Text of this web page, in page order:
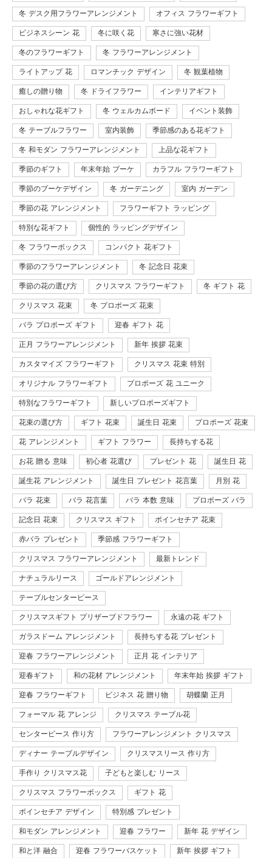
冬 デスク用フラワーアレンジメント オフィス フラワーギフト
ビジネスシーン 花 冬に咲く花 寒さに強い花材
冬のフラワーギフト 冬 フラワーアレンジメント
ライトアップ 花 ロマンチック デザイン 冬 観葉植物
癒しの贈り物 冬 ドライフラワー インテリアギフト
おしゃれな花ギフト 冬 ウェルカムボード イベント装飾
冬 テーブルフラワー 室内装飾 季節感のある花ギフト
冬 和モダン フラワーアレンジメント 上品な花ギフト
季節のギフト 年末年始 ブーケ カラフル フラワーギフト
季節のブーケデザイン 冬 ガーデニング 室内 ガーデン
季節の花 アレンジメント フラワーギフト ラッピング
特別な花ギフト 個性的 ラッピングデザイン
冬 フラワーボックス コンパクト 花ギフト
季節のフラワーアレンジメント 冬 記念日 花束
季節の花の選び方 クリスマス フラワーギフト 冬 ギフト 花
クリスマス 花束 冬 プロポーズ 花束
バラ プロポーズ ギフト 迎春 ギフト 花
正月 フラワーアレンジメント 新年 挨拶 花束
カスタマイズ フラワーギフト クリスマス 花束 特別
オリジナル フラワーギフト プロポーズ 花 ユニーク
特別なフラワーギフト 新しいプロポーズギフト
花束の選び方 ギフト 花束 誕生日 花束 プロポーズ 花束
花 アレンジメント ギフト フラワー 長持ちする花
お花 贈る 意味 初心者 花選び プレゼント 花 誕生日 花
誕生花 アレンジメント 誕生日 プレゼント 花言葉 月別 花
バラ 花束 バラ 花言葉 バラ 本数 意味 プロポーズ バラ
記念日 花束 クリスマス ギフト ポインセチア 花束
赤バラ プレゼント 季節感 フラワーギフト
クリスマス フラワーアレンジメント 最新トレンド
ナチュラルリース ゴールドアレンジメント
テーブルセンターピース
クリスマスギフト プリザーブドフラワー 永遠の花 ギフト
ガラスドーム アレンジメント 長持ちする花 プレゼント
迎春 フラワーアレンジメント 正月 花 インテリア
迎春ギフト 和の花材 アレンジメント 年末年始 挨拶 ギフト
迎春 フラワーギフト ビジネス 花 贈り物 胡蝶蘭 正月
フォーマル 花 アレンジ クリスマス テーブル花
センターピース 作り方 フラワーアレンジメント クリスマス
ディナー テーブルデザイン クリスマスリース 作り方
手作り クリスマス花 子どもと楽しむ リース
クリスマス フラワーボックス ギフト 花
ポインセチア デザイン 特別感 プレゼント
和モダン アレンジメント 迎春 フラワー 新年 花 デザイン
和と洋 融合 迎春 フラワーバスケット 新年 挨拶 ギフト